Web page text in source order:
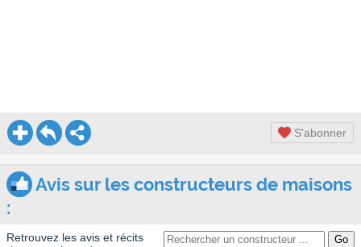
S'abonner
Avis sur les constructeurs de maisons
:
Retrouvez les avis et récits